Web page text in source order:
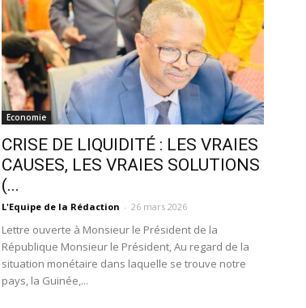
Economie
CRISE DE LIQUIDITÉ : LES VRAIES
CAUSES, LES VRAIES SOLUTIONS
(...
L'Equipe de la Rédaction - 26 mars 2026
Lettre ouverte à Monsieur le Président de la
République Monsieur le Président, Au regard de la
situation monétaire dans laquelle se trouve notre
pays, la Guinée,...